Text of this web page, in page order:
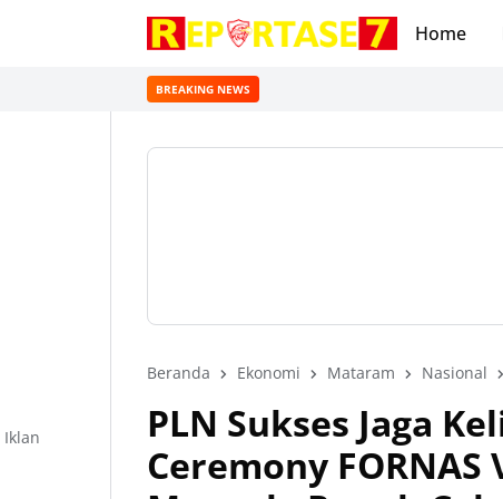
Home
BREAKING NEWS
Beranda Ekonomi Mataram Nasional
PLN Sukses Jaga
Ceremony
Iklan